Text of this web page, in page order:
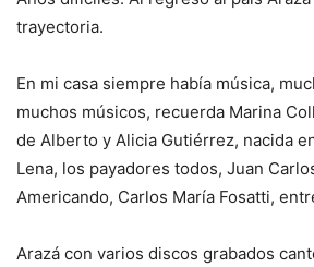
trayectoria.
En mi casa siempre había música,
muchos músicos, recuerda Marina
de Alberto y Alicia Gutiérrez, nacida
Lena, los payadores todos, Juan
Americando, Carlos María Fosatti,
Arazá con varios discos grabados